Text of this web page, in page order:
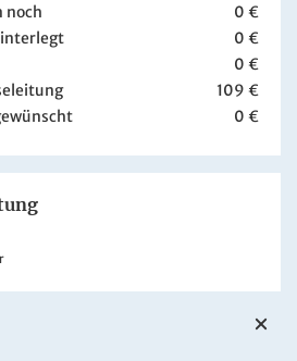
noch
0 €
0 €
0 €
109 €
0 €